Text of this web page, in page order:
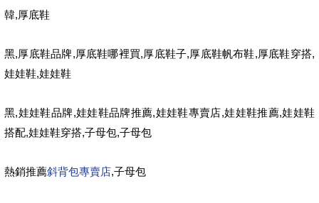
韓,厚底鞋
黑,厚底鞋品牌,厚底鞋哪裡買,厚底鞋子,厚底鞋帆布鞋,厚底鞋穿搭,
娃娃鞋,娃娃鞋
黑,娃娃鞋品牌,娃娃鞋品牌推薦,娃娃鞋專賣店,娃娃鞋推薦,娃娃鞋
搭配,娃娃鞋穿搭,子母包,子母包
熱銷推薦斜背包專賣店,子母包